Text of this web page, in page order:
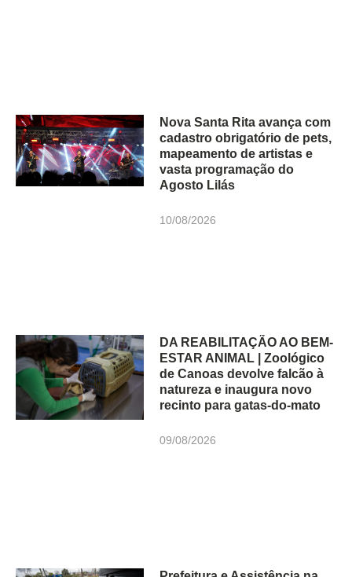
Nova Santa Rita avança com
cadastro obrigatório de pets,
mapeamento de artistas e
vasta programação do
Agosto Lilás
10/08/2026
DA REABILITAÇÃO AO BEM-
ESTAR ANIMAL | Zoológico
de Canoas devolve falcão à
natureza e inaugura novo
recinto para gatas-do-mato
09/08/2026